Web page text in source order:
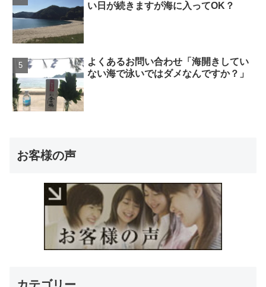
い日が続きますが海に入ってOK？
よくあるお問い合わせ「海開きしてい
ない海で泳いではダメなんですか？」
お客様の声